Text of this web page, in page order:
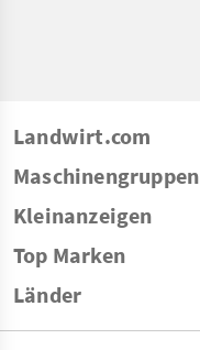
Landwirt.com
Maschinengruppen
Kleinanzeigen
Top Marken
Länder